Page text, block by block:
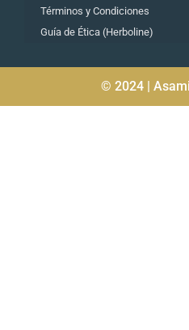
Términos y Condiciones
Guía de Ética (Herboline)
© 2024 |